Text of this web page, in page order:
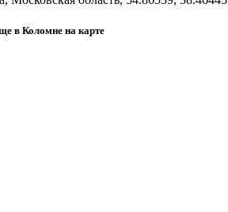
в Коломне на карте